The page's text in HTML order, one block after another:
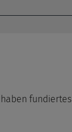
fundiertes